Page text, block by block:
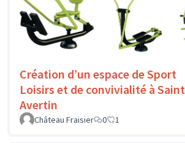
Création d’un espace de Sport
Loisirs et de convivialité à Saint
Avertin
Château Fraisier 0 1